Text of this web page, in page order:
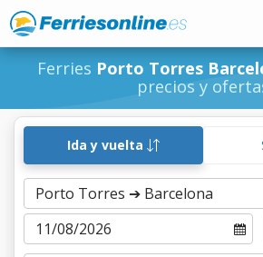
Ferries Porto Torres
precios y
Ida y vuelta